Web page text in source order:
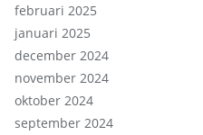
februari 2025
januari 2025
december 2024
november 2024
oktober 2024
september 2024